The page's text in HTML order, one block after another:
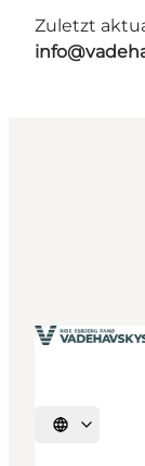
Zuletzt
Sprache